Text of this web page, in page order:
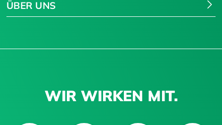
ÜBER UNS
WIR WIRKEN MIT.